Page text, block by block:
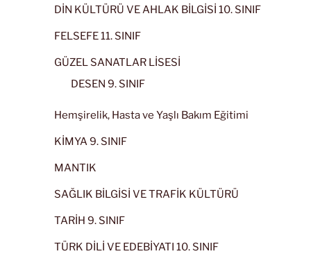
DİN KÜLTÜRÜ VE AHLAK BİLGİSİ 10. SINIF
FELSEFE 11. SINIF
GÜZEL SANATLAR LİSESİ
DESEN 9. SINIF
Hemşirelik, Hasta ve Yaşlı Bakım Eğitimi
KİMYA 9. SINIF
MANTIK
SAĞLIK BİLGİSİ VE TRAFİK KÜLTÜRÜ
TARİH 9. SINIF
TÜRK DİLİ VE EDEBİYATI 10. SINIF